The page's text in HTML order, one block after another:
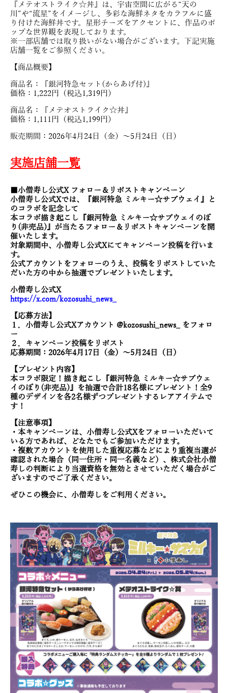
『メテオストライク☆丼』は、宇宙空間に広がる“天の
川”や“流星”をイメージし、多彩な海鮮ネタをカラフルに盛
り付けた海鮮丼です。星形チーズをアクセントに、作品のポ
ップな世界観を表現しております。
※一部店舗では取り扱いがない場合がございます。下記実施
店舗一覧をご参照ください。
【商品概要】
商品名：『銀河特急セット(からあげ付)』
価格：1,222円（税込1,319円）
商品名：『メテオストライク☆丼』
価格：1,111円（税込1,199円）
販売期間：2026年4月24日（金）〜5月24日（日）
実施店舗一覧
■小僧寿し公式X フォロー＆リポストキャンペーン
小僧寿し公式Xでは、『銀河特急 ミルキー☆サブウェイ』と
のコラボを記念して
本コラボ描き起こし『銀河特急 ミルキー☆サブウェイのぼ
り(非売品)』が当たるフォロー＆リポストキャンペーンを開
催いたします。
対象期間中、小僧寿し公式Xにてキャンペーン投稿を行いま
す。
公式アカウントをフォローのうえ、投稿をリポストしていた
だいた方の中から抽選でプレゼントいたします。
小僧寿し公式X
https://x.com/kozosushi_news_
【応募方法】
１．小僧寿し公式Xアカウント @kozosushi_news_ をフォロ
ー
２．キャンペーン投稿をリポスト
応募期間：2026年4月17日（金）〜5月24日（日）
【プレゼント内容】
本コラボ限定！描き起こし『銀河特急 ミルキー☆サブウェ
イのぼり(非売品)』を抽選で合計18名様にプレゼント！全9
種のデザインを各2名様ずつプレゼントするレアアイテムで
す！
【注意事項】
・本キャンペーンは、小僧寿し公式Xをフォローいただいて
いる方であれば、どなたでもご参加いただけます。
・複数アカウントを使用した重複応募などにより重複当選が
確認された場合（同一住所・同一名義など）、株式会社小僧
寿しの判断により当選資格を無効とさせていただく場合がご
ざいますのでご了承ください。
ぜひこの機会に、小僧寿しをご利用ください。